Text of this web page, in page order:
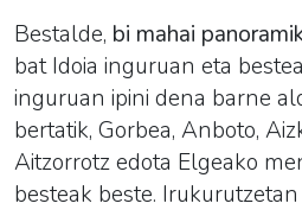
Bestalde, bi mahai
bat Idoia inguruan eta
inguruan ipini dena barne
bertatik, Gorbea, Anboto,
Aitzorrotz edota Elgeako
besteak beste.